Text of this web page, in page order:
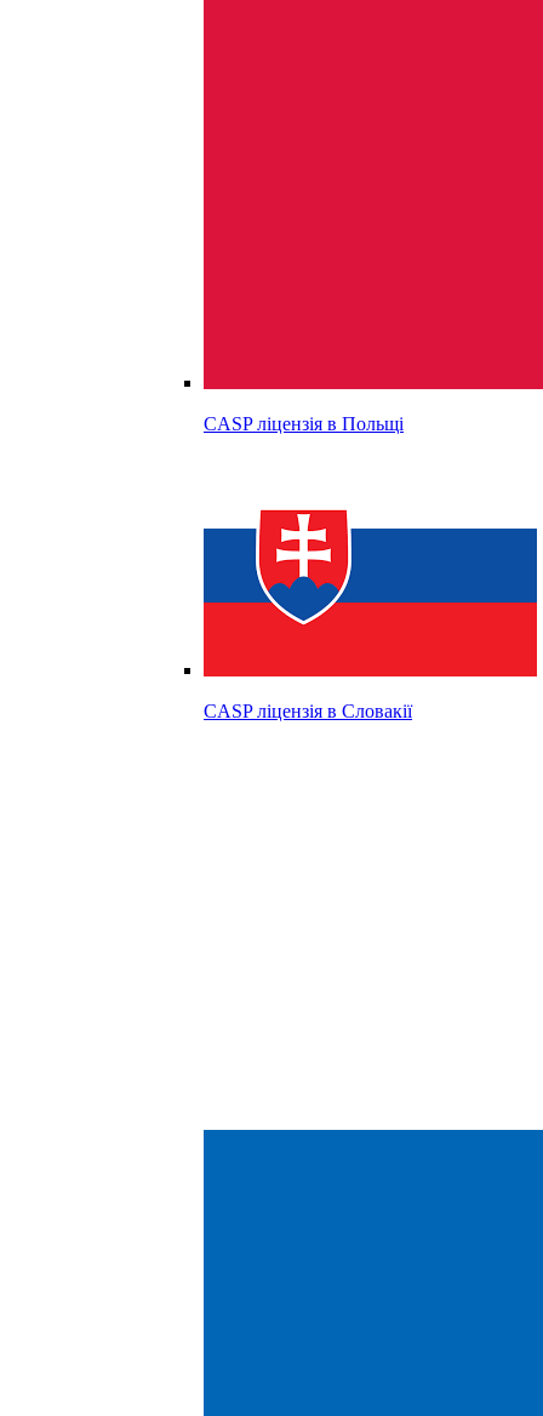
CASP ліцензія в Польщі
CASP ліцензія в Словакії